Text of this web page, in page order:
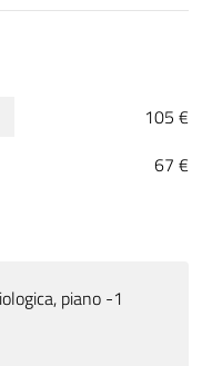
105 €
67 €
piano -1